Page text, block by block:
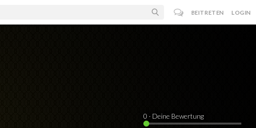
BEITRETEN LOGIN
0 · Deine Bewertung